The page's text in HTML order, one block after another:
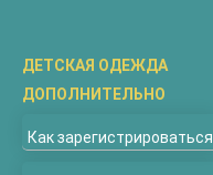
ДЕТСКАЯ ОДЕЖДА
Бриджи
Верхняя одежда
ДОПОЛНИТЕЛЬНО
Доставка
Как зарегистрироваться